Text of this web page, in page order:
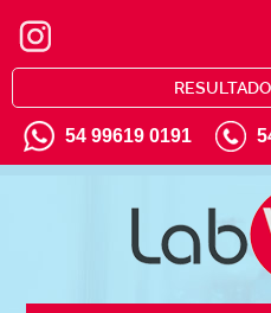
54 99619 0191